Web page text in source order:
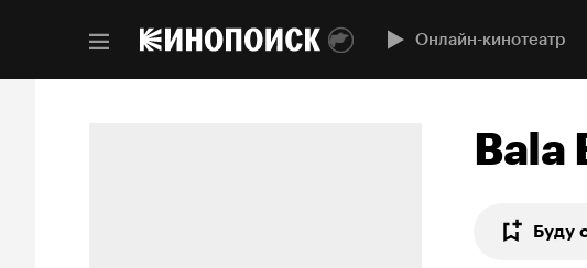
Онлайн-кинотеатр
Bala
Буду